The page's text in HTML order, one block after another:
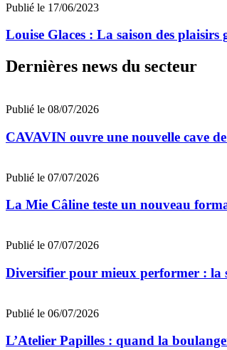
Publié le 17/06/2023
Louise Glaces : La saison des plaisirs
Dernières news du secteur
Publié le 08/07/2026
CAVAVIN ouvre une nouvelle cave
Publié le 07/07/2026
La Mie Câline teste un nouveau
Publié le 07/07/2026
Diversifier pour mieux performer : la
Publié le 06/07/2026
L’Atelier Papilles : quand la